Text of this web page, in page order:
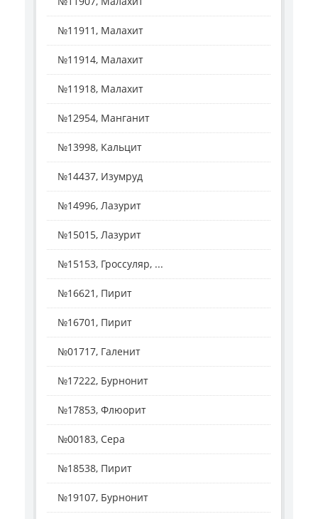
№11911, Малахит
№11914, Малахит
№11918, Малахит
№12954, Манганит
№13998, Кальцит
№14437, Изумруд
№14996, Лазурит
№15015, Лазурит
№15153, Гроссуляр, ...
№16621, Пирит
№16701, Пирит
№01717, Галенит
№17222, Бурнонит
№17853, Флюорит
№00183, Сера
№18538, Пирит
№19107, Бурнонит